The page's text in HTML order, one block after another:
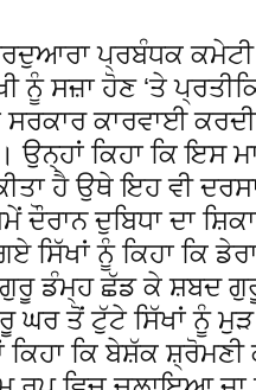
ਪ੍ਰਬੰਧਕ ਕਮੇਟੀ
ਨੂੰ ਸਜ਼ਾ ਹੋਣ ‘ਤੇ
ਕਾਰਵਾਈ
ਕਿਹਾ ਕਿ ਇਸ
ਹੈ ਉਥੇ ਇਹ ਵੀ
ਦੌਰਾਨ ਦੁਬਿਧਾ ਦਾ
ਸਿੱਖਾਂ ਨੂੰ ਕਿਹਾ ਕਿ
ਡੰਮ੍ਹ ਛੱਡ ਕੇ ਸ਼ਬਦ
ਤੋਂ ਟੁੱਟੇ ਸਿੱਖਾਂ ਨੂੰ ਮੁੜ
ਕਿਹਾ ਕਿ ਬੇਸ਼ੱਕ